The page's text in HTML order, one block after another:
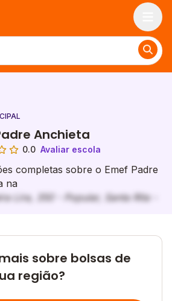
Anchieta
0.0 Avaliar escola
completas sobre o Emef Padre
na
Lira, 350 - Popular, Santa Rita -
sobre bolsas de
região?